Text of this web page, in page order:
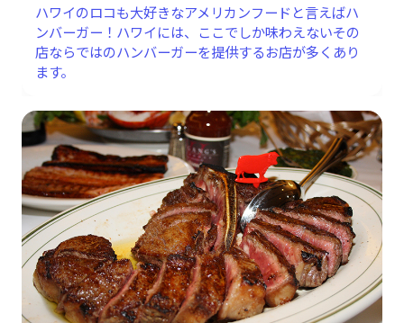
ハワイのロコも大好きなアメリカンフードと言えばハ
ンバーガー！ハワイには、ここでしか味わえないその
店ならではのハンバーガーを提供するお店が多くあり
ます。